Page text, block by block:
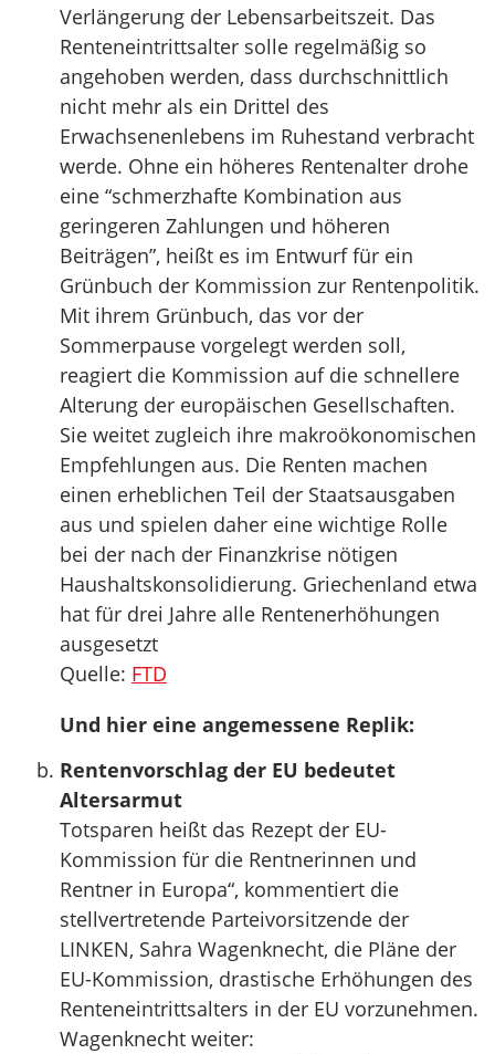
Verlängerung der Lebensarbeitszeit. Das
Renteneintrittsalter solle regelmäßig so
angehoben werden, dass durchschnittlich
nicht mehr als ein Drittel des
Erwachsenenlebens im Ruhestand verbracht
werde. Ohne ein höheres Rentenalter drohe
eine “schmerzhafte Kombination aus
geringeren Zahlungen und höheren
Beiträgen”, heißt es im Entwurf für ein
Grünbuch der Kommission zur Rentenpolitik.
Mit ihrem Grünbuch, das vor der
Sommerpause vorgelegt werden soll,
reagiert die Kommission auf die schnellere
Alterung der europäischen Gesellschaften.
Sie weitet zugleich ihre makroökonomischen
Empfehlungen aus. Die Renten machen
einen erheblichen Teil der Staatsausgaben
aus und spielen daher eine wichtige Rolle
bei der nach der Finanzkrise nötigen
Haushaltskonsolidierung. Griechenland etwa
hat für drei Jahre alle Rentenerhöhungen
ausgesetzt
Quelle: FTD
Und hier eine angemessene Replik:
Rentenvorschlag der EU bedeutet
Altersarmut
Totsparen heißt das Rezept der EU-
Kommission für die Rentnerinnen und
Rentner in Europa“, kommentiert die
stellvertretende Parteivorsitzende der
LINKEN, Sahra Wagenknecht, die Pläne der
EU-Kommission, drastische Erhöhungen des
Renteneintrittsalters in der EU vorzunehmen.
Wagenknecht weiter: